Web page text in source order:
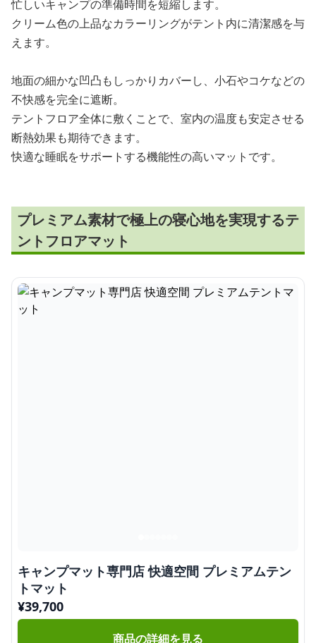
忙しいキャンプの準備時間を短縮します。
クリーム色の上品なカラーリングがテント内に清潔感を与
えます。
地面の細かな凹凸もしっかりカバーし、小石やコケなどの
不快感を完全に遮断。
テントフロア全体に敷くことで、室内の温度も安定させる
断熱効果も期待できます。
快適な睡眠をサポートする機能性の高いマットです。
プレミアム素材で極上の寝心地を実現するテ
ントフロアマット
キャンプマット専門店 快適空間 プレミアムテン
トマット
¥39,700
商品の詳細を見る